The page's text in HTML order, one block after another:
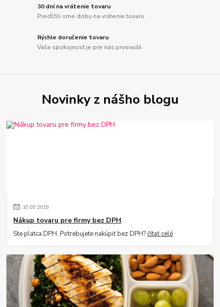
30 dní na vrátenie tovaru
Predĺžili sme dobu na vrátenie tovaru
Rýchle doručenie tovaru
Vaša spokojnosť je pre nás prvoradá
Novinky z nášho blogu
10.09.2019
Nákup tovaru pre firmy bez DPH
Ste platca DPH. Potrebujete nakúpiť bez DPH?čítať celé